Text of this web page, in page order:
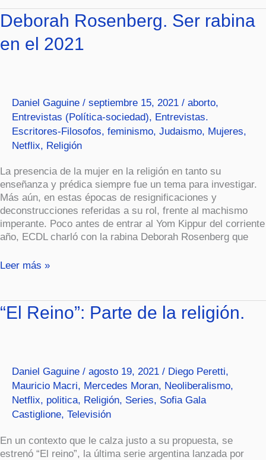
Deborah Rosenberg. Ser rabina
en el 2021
Daniel Gaguine / septiembre 15, 2021 / aborto,
Entrevistas (Política-sociedad), Entrevistas.
Escritores-Filosofos, feminismo, Judaismo, Mujeres,
Netflix, Religión
La presencia de la mujer en la religión en tanto su
enseñanza y prédica siempre fue un tema para investigar.
Más aún, en estas épocas de resignificaciones y
deconstrucciones referidas a su rol, frente al machismo
imperante. Poco antes de entrar al Yom Kippur del corriente
año, ECDL charló con la rabina Deborah Rosenberg que
Deborah
Rosenberg.
Ser
rabina
Leer más »
“El Reino”: Parte de la religión.
Daniel Gaguine / agosto 19, 2021 / Diego Peretti,
Mauricio Macri, Mercedes Moran, Neoliberalismo,
Netflix, politica, Religión, Series, Sofia Gala
Castiglione, Televisión
En un contexto que le calza justo a su propuesta, se
estrenó “El reino”, la última serie argentina lanzada por
“El
Reino”:
religión.